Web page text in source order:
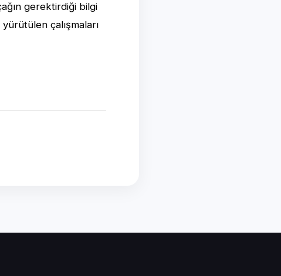
gerektirdiği bilgi
çalışmaları